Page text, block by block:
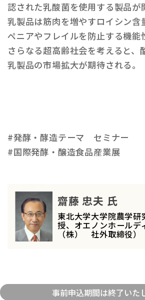
認された乳酸菌を使用する製品が
乳製品は筋肉を増やすロイシン含
ペニアやフレイルを防止する機能
さらなる超高齢社会を考えると、
乳製品の市場拡大が期待される。
#発酵・酵造テーマ セミナー
#国際発酵・醸造食品産業展
齋藤 忠夫 氏
東北大学大学院農学
授、オエノンホールデ
（株） 社外取締役）